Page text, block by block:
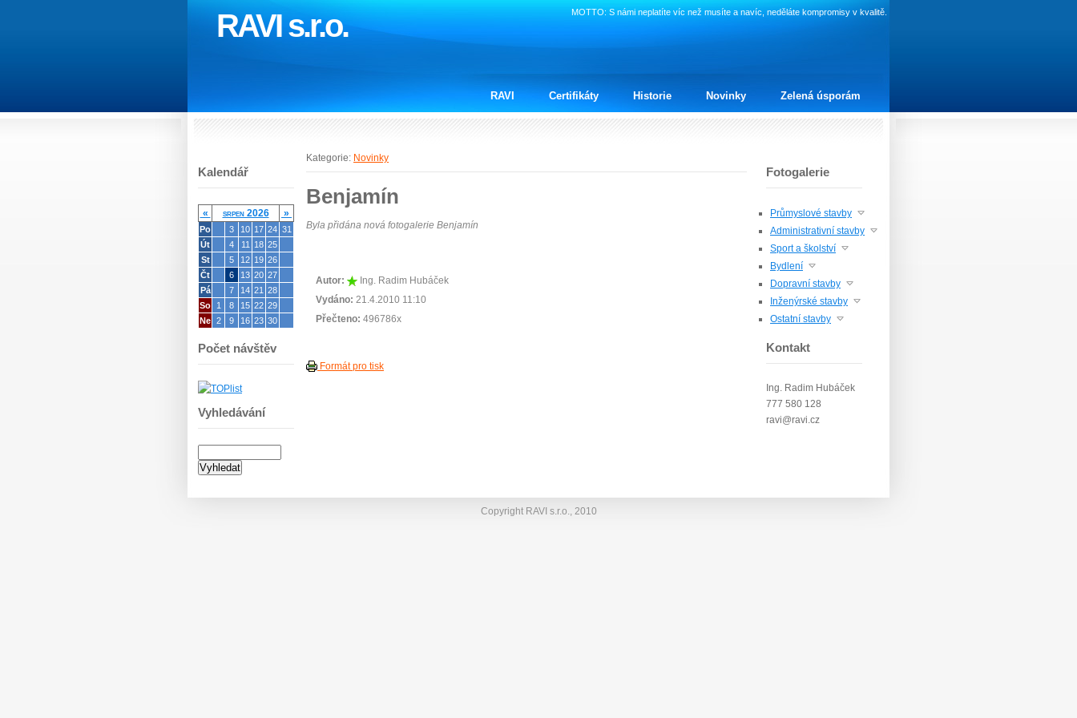
RAVI s.r.o. MOTTO: S námi neplatíte víc než musíte a navíc, neděláte kompromisy v kvalitě.
RAVI Certifikáty Historie Novinky Zelená úsporám
Kalendář
« srpen 2026 »
Po 3 10 17 24 31
Út
4 11 18 25
St
5 12 19 26
Čt
6 13 20 27
Pá
7 14 21 28
So
1 8 15 22 29
Ne 2 9 16 23 30
Počet návštěv
Vyhledávání
Kategorie: Novinky
Benjamín
Byla přidána nová fotogalerie Benjamín
Autor:
Ing. Radim Hubáček
Vydáno: 21.4.2010 11:10
Přečteno: 496786x
Formát pro tisk
Fotogalerie
Průmyslové stavby
Administrativní stavby
Sport a školství
Bydlení
Dopravní stavby
Inženýrské stavby
Ostatní stavby
Kontakt
Ing. Radim Hubáček
777 580 128
ravi@ravi.cz
Copyright RAVI s.r.o., 2010